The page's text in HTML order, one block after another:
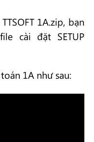
1A.zip, bạn
cài đặt SETUP
1A như sau: